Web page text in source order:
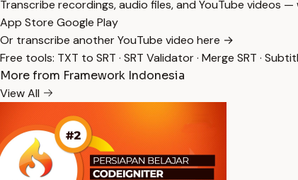
Transcribe recordings, audio files, and YouTube videos
App Store Google Play
Or transcribe another YouTube video here →
Free tools: TXT to SRT · SRT Validator· Merge SRT ·
More from Framework Indonesia
View All